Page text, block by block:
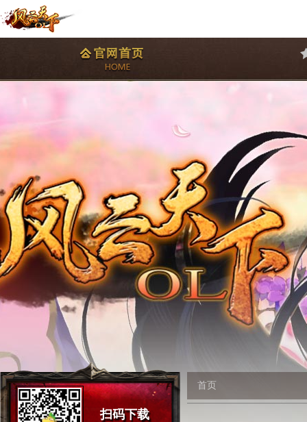
扫码下载
首页